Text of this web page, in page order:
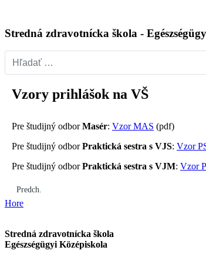
Stredná zdravotnícka škola -
Hľadať...
Vzory prihlášok na VŠ
Pre študijný odborMasér: Vzor MAS (pdf)
Pre študijný odborPraktická sestra s VJS: Vzor
Pre študijný odborPraktická sestra s VJM: Vzor
Predchádzajúci článok: Školské dokumenty
Predch.
Hore
Stredná zdravotnícka škola
Egészségügyi Középiskola